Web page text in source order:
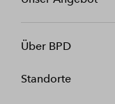
Über BPD
Standorte